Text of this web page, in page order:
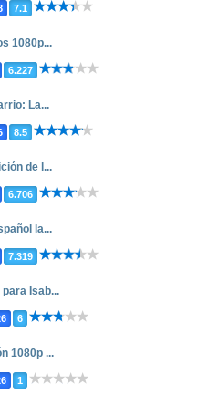
7.1
1080p...
6.227
La...
8.5
de l...
6.706
la...
7.319
Isab...
6
1080p ...
1